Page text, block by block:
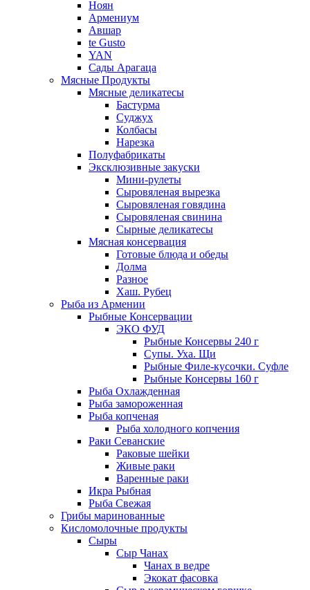
Ноян
Армениум
Авшар
te Gusto
YAN
Сады Арагаца
Мясные Продукты
Мясные деликатесы
Бастурма
Суджух
Колбасы
Нарезка
Полуфабрикаты
Эксклюзивные закуски
Мини-рулеты
Сыровяленая вырезка
Сыровяленая говядина
Сыровяленая свинина
Сырные деликатесы
Мясная консервация
Готовые блюда и обеды
Долма
Разное
Хаш. Рубец
Рыба из Армении
Рыбные Консервации
ЭКО ФУД
Рыбные Консервы 240 г
Супы. Уха. Щи
Рыбные Филе-кусочки. Суфле
Рыбные Консервы 160 г
Рыба Охлажденная
Рыба замороженная
Рыба копченая
Рыба холодного копчения
Раки Севанские
Раковые шейки
Живые раки
Варенные раки
Икра Рыбная
Рыба Свежая
Грибы маринованные
Кисломолочные продукты
Сыры
Сыр Чанах
Чанах в ведре
Экокат фасовка